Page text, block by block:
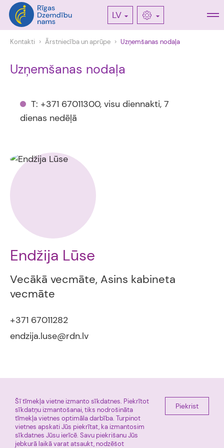
Šī tīmekļa vietne izmanto sīkdatnes. Piekrītot
sīkdatņu izmantošanai, tiks nodrošināta
tīmekļa vietnes optimāla darbība. Turpinot
vietnes apskati Jūs piekrītat, ka izmantosim
sīkdatnes Jūsu ierīcē. Savu piekrišanu Jūs
jebkurā laikā varat atsaukt, nodzēšot
Piekrist
LV
Kontakti Ārstniecība un aprūpe Uzņemšanas nodaļa
Uzņemšanas nodaļa
T: +371 67011300, visu diennakti, 7
dienas nedēļā
Endžija Lūse
Vecākā vecmāte, Asins kabineta
vecmāte
+371 67011282
endzija.luse@rdn.lv
E-pieraksts
Miera iela 45, Rīga, LV 1013
+ 371 67011225
Facebook
Tūre